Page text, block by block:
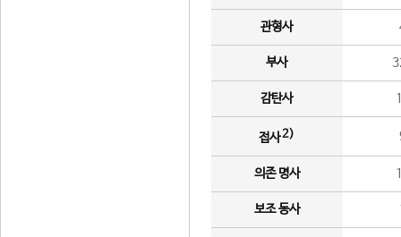
관형사
부사
감탄사
접사2)
의존 명사
보조 동사